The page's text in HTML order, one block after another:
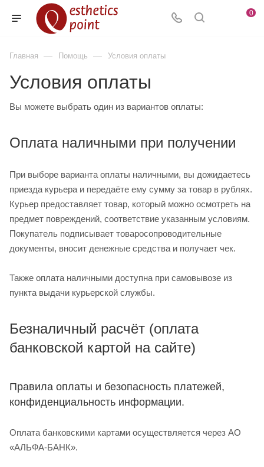
0
Главная — Помощь — Условия оплаты
Условия оплаты
Вы можете выбрать один из вариантов оплаты:
Оплата наличными при получении
При выборе варианта оплаты наличными, вы дожидаетесь
приезда курьера и передаёте ему сумму за товар в рублях.
Курьер предоставляет товар, который можно осмотреть на
предмет повреждений, соответствие указанным условиям.
Покупатель подписывает товаросопроводительные
документы, вносит денежные средства и получает чек.
Также оплата наличными доступна при самовывозе из
пункта выдачи курьерской службы.
Безналичный расчёт (оплата
банковской картой на сайте)
Правила оплаты и безопасность платежей,
конфиденциальность информации.
Оплата банковскими картами осуществляется через АО
«АЛЬФА-БАНК».